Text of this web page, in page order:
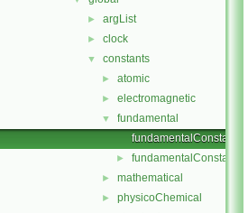
► argList
► clock
▼ constants
► atomic
► electromagnetic
▼
fundamental
fundamentalConstants.C
► fundamentalConstants.H
► mathematical
► physicoChemical